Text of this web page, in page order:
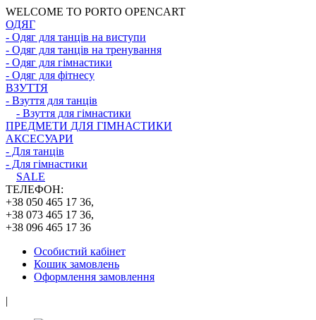
WELCOME TO PORTO OPENCART
ОДЯГ
- Одяг для танців на виступи
- Одяг для танців на тренування
- Одяг для гімнастики
- Одяг для фітнесу
ВЗУТТЯ
- Взуття для танців
- Взуття для гімнастики
ПРЕДМЕТИ ДЛЯ ГІМНАСТИКИ
АКСЕСУАРИ
- Для танців
- Для гімнастики
SALE
ТЕЛЕФОН:
+38 050 465 17 36,
+38 073 465 17 36,
+38 096 465 17 36
Особистий кабінет
Кошик замовлень
Оформлення замовлення
|